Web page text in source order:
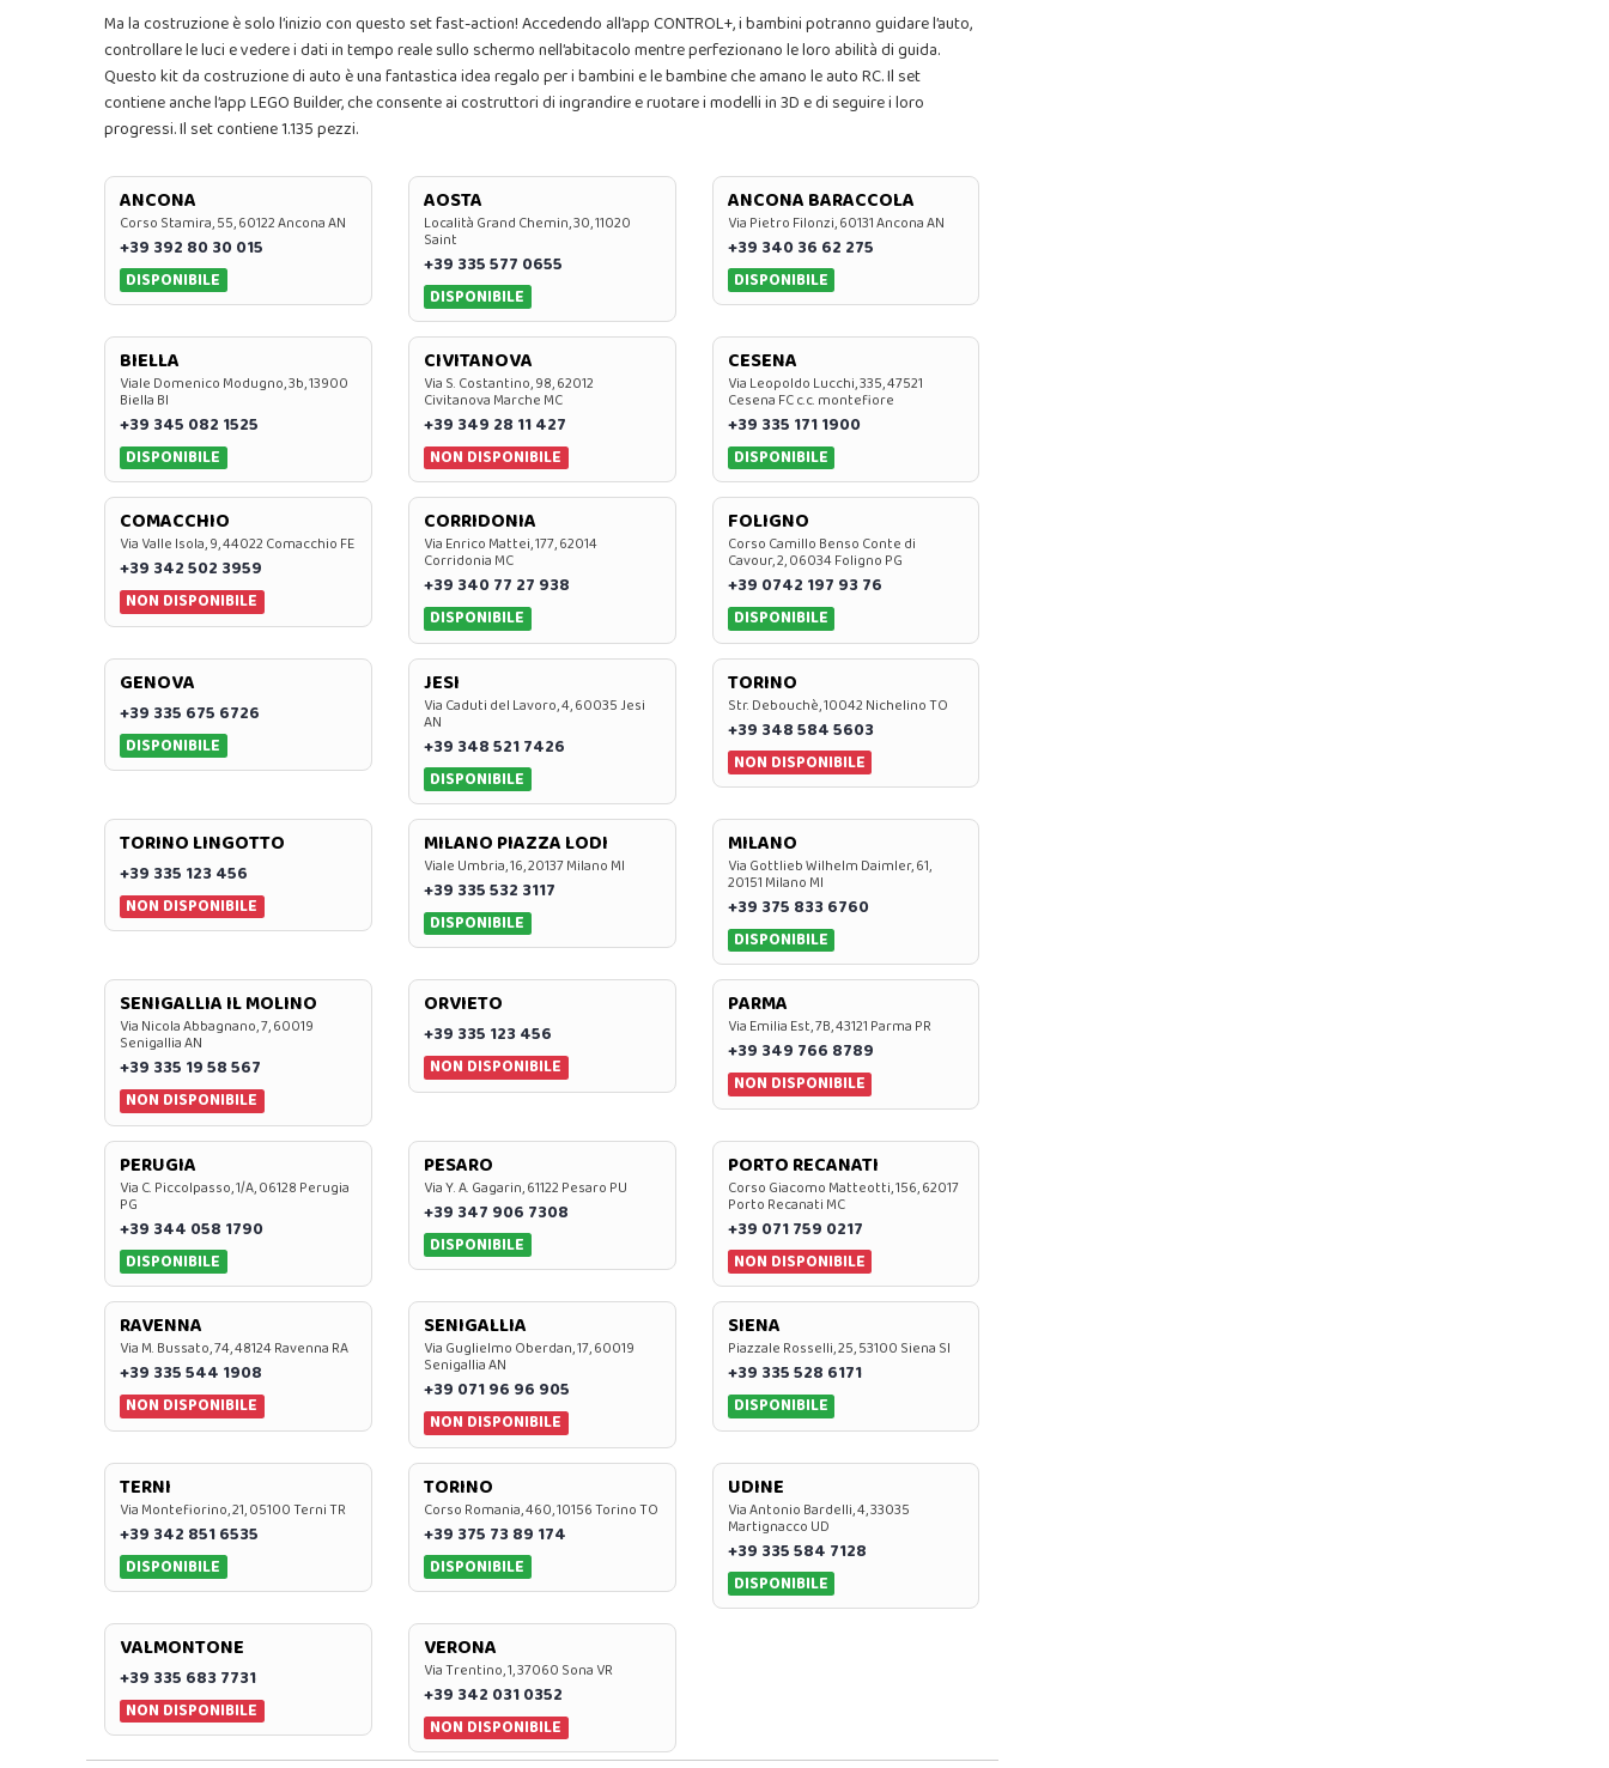
Ma la costruzione è solo l’inizio con questo set fast-action! Accedendo all’app CONTROL+, i bambini potranno guidare l’auto,
controllare le luci e vedere i dati in tempo reale sullo schermo nell’abitacolo mentre perfezionano le loro abilità di guida.
Questo kit da costruzione di auto è una fantastica idea regalo per i bambini e le bambine che amano le auto RC. Il set
contiene anche l’app LEGO Builder, che consente ai costruttori di ingrandire e ruotare i modelli in 3D e di seguire i loro
progressi. Il set contiene 1.135 pezzi.
ANCONA
Corso Stamira, 55, 60122 Ancona AN
+39 392 80 30 015
DISPONIBILE
AOSTA
Località Grand Chemin, 30, 11020
Saint
+39 335 577 0655
DISPONIBILE
ANCONA BARACCOLA
Via Pietro Filonzi, 60131 Ancona AN
+39 340 36 62 275
DISPONIBILE
BIELLA
Viale Domenico Modugno, 3b, 13900
Biella BI
+39 345 082 1525
DISPONIBILE
CIVITANOVA
Via S. Costantino, 98, 62012
Civitanova Marche MC
+39 349 28 11 427
NON DISPONIBILE
CESENA
Via Leopoldo Lucchi, 335, 47521
Cesena FC c.c. montefiore
+39 335 171 1900
DISPONIBILE
COMACCHIO
Via Valle Isola, 9, 44022 Comacchio FE
+39 342 502 3959
NON DISPONIBILE
CORRIDONIA
Via Enrico Mattei, 177, 62014
Corridonia MC
+39 340 77 27 938
DISPONIBILE
FOLIGNO
Corso Camillo Benso Conte di
Cavour, 2, 06034 Foligno PG
+39 0742 197 93 76
DISPONIBILE
GENOVA
+39 335 675 6726
DISPONIBILE
JESI
Via Caduti del Lavoro, 4, 60035 Jesi
AN
+39 348 521 7426
DISPONIBILE
TORINO
Str. Debouchè, 10042 Nichelino TO
+39 348 584 5603
NON DISPONIBILE
TORINO LINGOTTO
+39 335 123 456
NON DISPONIBILE
MILANO PIAZZA LODI
Viale Umbria, 16, 20137 Milano MI
+39 335 532 3117
DISPONIBILE
MILANO
Via Gottlieb Wilhelm Daimler, 61,
20151 Milano MI
+39 375 833 6760
DISPONIBILE
SENIGALLIA IL MOLINO
Via Nicola Abbagnano, 7, 60019
Senigallia AN
+39 335 19 58 567
NON DISPONIBILE
ORVIETO
+39 335 123 456
NON DISPONIBILE
PARMA
Via Emilia Est, 7B, 43121 Parma PR
+39 349 766 8789
NON DISPONIBILE
PERUGIA
Via C. Piccolpasso, 1/A, 06128 Perugia
PG
+39 344 058 1790
DISPONIBILE
PESARO
Via Y. A. Gagarin, 61122 Pesaro PU
+39 347 906 7308
DISPONIBILE
PORTO RECANATI
Corso Giacomo Matteotti, 156, 62017
Porto Recanati MC
+39 071 759 0217
NON DISPONIBILE
RAVENNA
Via M. Bussato, 74, 48124 Ravenna RA
+39 335 544 1908
NON DISPONIBILE
SENIGALLIA
Via Guglielmo Oberdan, 17, 60019
Senigallia AN
+39 071 96 96 905
NON DISPONIBILE
SIENA
Piazzale Rosselli, 25, 53100 Siena SI
+39 335 528 6171
DISPONIBILE
TERNI
Via Montefiorino, 21, 05100 Terni TR
+39 342 851 6535
DISPONIBILE
TORINO
Corso Romania, 460, 10156 Torino TO
+39 375 73 89 174
DISPONIBILE
UDINE
Via Antonio Bardelli, 4, 33035
Martignacco UD
+39 335 584 7128
DISPONIBILE
VALMONTONE
+39 335 683 7731
NON DISPONIBILE
VERONA
Via Trentino, 1, 37060 Sona VR
+39 342 031 0352
NON DISPONIBILE